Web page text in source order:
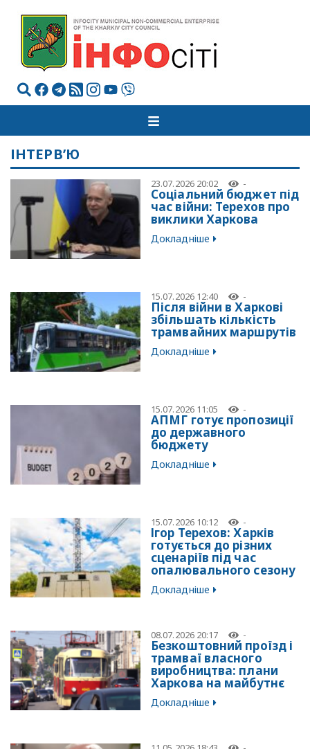
ІНТЕРВ’Ю
23.07.2026 20:02 -
Соціальний бюджет під
час війни: Терехов про
виклики Харкова
Докладніше
15.07.2026 12:40 -
Після війни в Харкові
збільшать кількість
трамвайних маршрутів
Докладніше
15.07.2026 11:05 -
АПМГ готує пропозиції
до державного
бюджету
Докладніше
15.07.2026 10:12 -
Ігор Терехов: Харків
готується до різних
сценаріїв під час
опалювального сезону
Докладніше
08.07.2026 20:17 -
Безкоштовний проїзд і
трамваї власного
виробництва: плани
Харкова на майбутнє
Докладніше